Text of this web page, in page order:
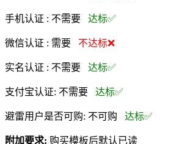
手机认证 : 不需要 达标✅
微信认证 : 需要 不达标❌
实名认证 : 不需要 达标✅
支付宝认证: 不需要 达标✅
避雷用户是否可购: 不可购 达标✅
附加要求: 购买模板后默认已读